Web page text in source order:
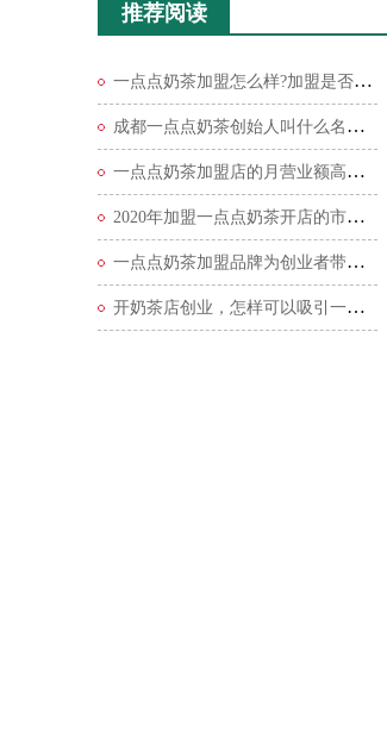
推荐阅读
一点点奶茶加盟怎么样?加盟是否有骗局吗?
成都一点点奶茶创始人叫什么名字，有什么优势
一点点奶茶加盟店的月营业额高吗?投资一点点奶
2020年加盟一点点奶茶开店的市场人气如何？
一点点奶茶加盟品牌为创业者带来持久性收益
开奶茶店创业，怎样可以吸引一点点奶茶消费者